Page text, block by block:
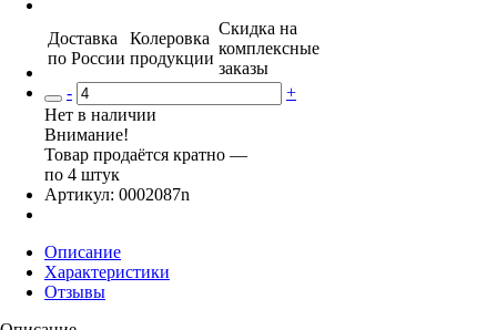
Доставка
по России
Колеровка
продукции
Скидка на
комплексные
заказы
-
+
Нет в наличии
Внимание!
Товар продаётся кратно —
по 4 штук
Артикул: 0002087n
Описание
Характеристики
Отзывы